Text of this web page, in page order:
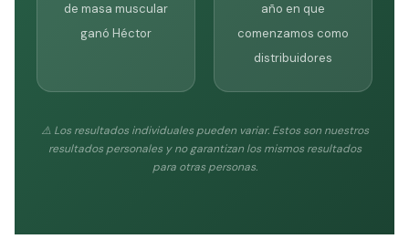
de masa muscular
ganó Héctor
año en que
comenzamos como
distribuidores
⚠️ Los resultados individuales pueden variar. Estos son nuestros
resultados personales y no garantizan los mismos resultados
para otras personas.